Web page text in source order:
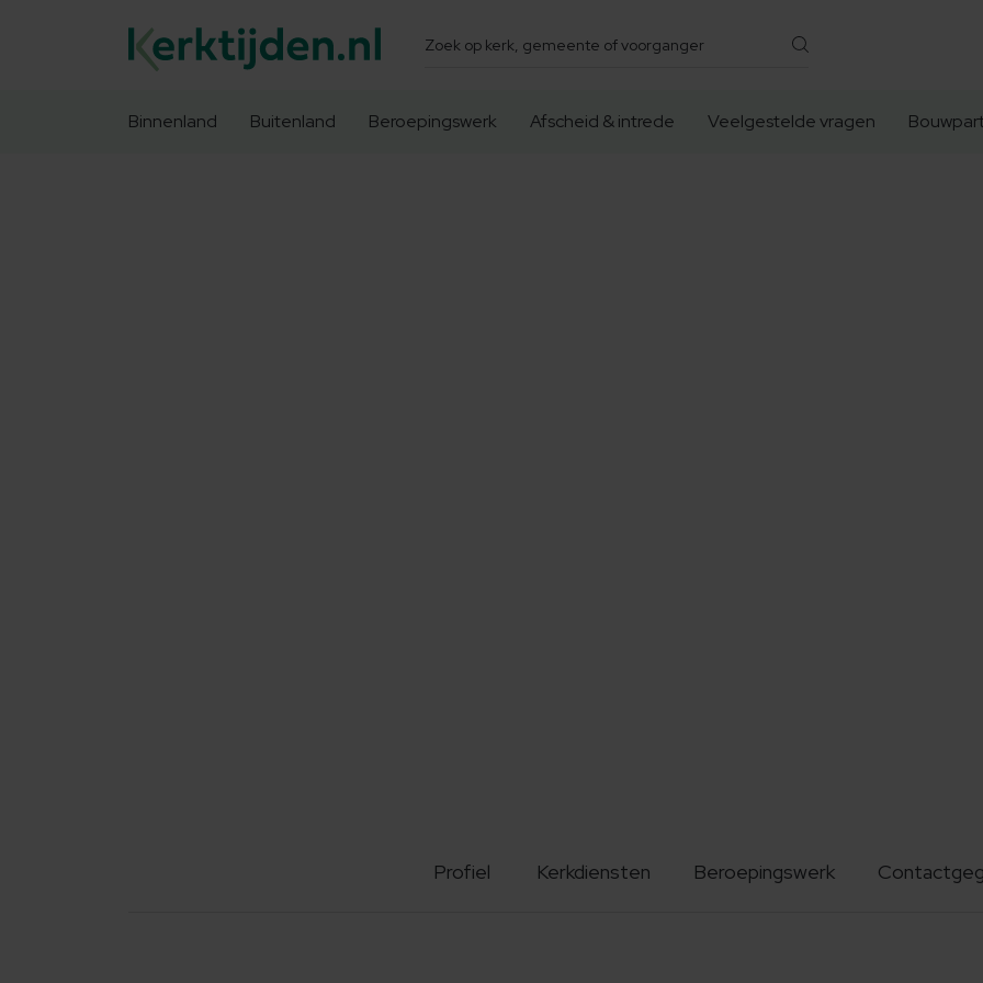
Zoeken
Binnenland Buitenland Beroepingswerk Afscheid & intrede Veelgestelde vragen
Profiel Kerkdiensten Beroepingswerk